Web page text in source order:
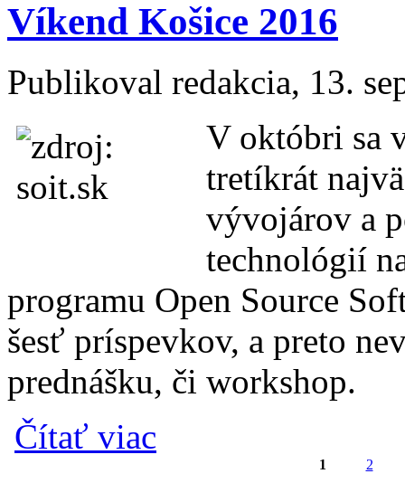
Víkend Košice 2016
Publikoval redakcia, 13.
V októbri sa
tretíkrát
vývojárov a
technológií
programu Open Source
šesť príspevkov, a preto
prednášku, či workshop.
Čítať viac
1 2